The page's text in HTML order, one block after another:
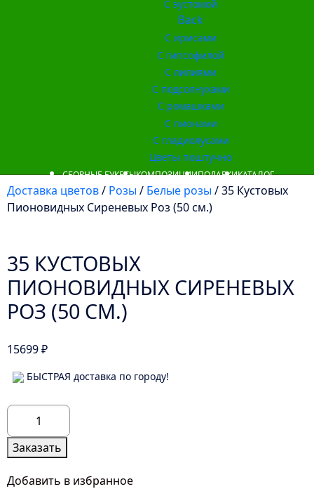
С эустомой
Back
С ирисами
С гипсофилой
С лилиями
С подсолнухами
С ромашками
С пионами
С гладиолусами
Цветы поштучно
СБОРНЫЕ БУКЕТЫКОМПОЗИЦИИПОДАРКИКАТАЛОГ
Доставка цветов/ Розы / Белые розы / 35 Кустовых
Пионовидных Сиреневых Роз (50 см.)
35 КУСТОВЫХ
ПИОНОВИДНЫХ СИРЕНЕВЫХ
РОЗ (50 СМ.)
15699₽
БЫСТРАЯ доставка по городу!
Количество
товара
35
Кустовых
Пионовидных
Заказать
Добавить в избранное